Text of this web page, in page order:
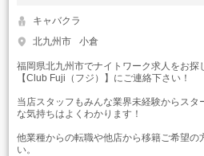
キャバクラ
北九州市
小倉
福岡県北九州市でナイトワーク求人をお探
【Club Fuji（フジ）】にご連絡下さい！
当店スタッフもみんな業界未経験からス
な気持ちはよくわかります！
他業種からの転職や他店から移籍ご希望の
い。